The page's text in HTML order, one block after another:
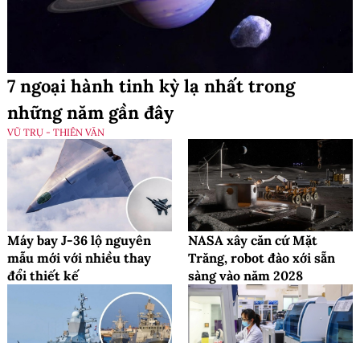
7 ngoại hành tinh kỳ lạ nhất trong
những năm gần đây
VŨ TRỤ - THIÊN VĂN
Máy bay J-36 lộ nguyên
mẫu mới với nhiều thay
đổi thiết kế
NASA xây căn cứ Mặt
Trăng, robot đào xới sẵn
sàng vào năm 2028